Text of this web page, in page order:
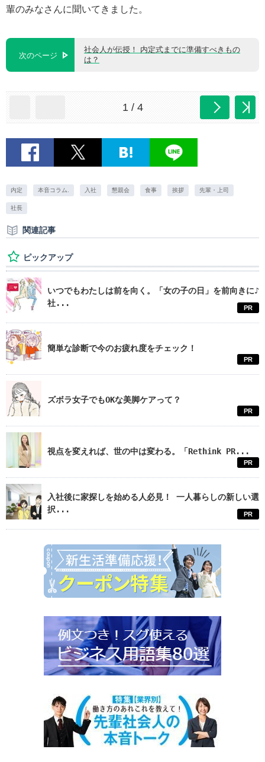
輩のみなさんに聞いてきました。
次のページ
社会人が伝授！ 内定式までに準備すべきもの
は？
1 / 4
内定 本音コラム. 入社 懇親会 食事 挨拶 先輩・上司
社長
関連記事
ピックアップ
いつでもわたしは前を向く。「女の子の日」を前向きに♪
社...
PR
簡単な診断で今のお疲れ度をチェック！
PR
ズボラ女子でもOKな美脚ケアって？
PR
視点を変えれば、世の中は変わる。「Rethink PR...
PR
入社後に家探しを始める人必見！ 一人暮らしの新しい選
択...
PR